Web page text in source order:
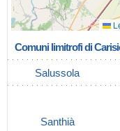
Comuni limitrofi di
Salussola
Santhià